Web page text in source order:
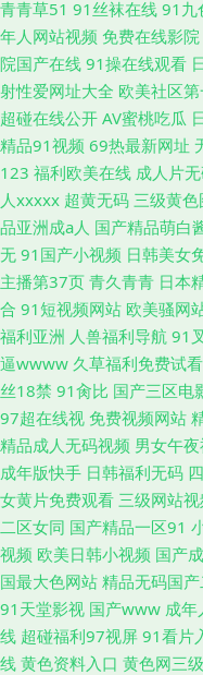
青青草51 91丝袜在线 91九
年人网站视频 免费在线影院
院国产在线 91操在线观看
射性爱网址大全 欧美社区
超碰在线公开 AV蜜桃吃瓜
精品91视频 69热最新网址
123 福利欧美在线 成人片
人xxxxx 超黄无码 三级黄色
品亚洲成a人 国产精品萌白
无 91国产小视频 日韩美女
主播第37页 青久青青 日本
合 91短视频网站 欧美骚网
福利亚洲 人兽福利导航 91
逼wwww 久草福利免费试看
丝18禁 91肏比 国产三区电
97超在线视 免费视频网站
精品成人无码视频 男女午
成年版快手 日韩福利无码
女黄片免费观看 三级网站
二区女同 国产精品一区91
视频 欧美日韩小视频 国产
国最大色网站 精品无码国产
91天堂影视 国产www 成年
线 超碰福利97视屏 91看片
线 黄色资料入口 黄色网三